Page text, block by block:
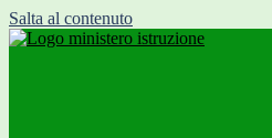
Salta al contenuto